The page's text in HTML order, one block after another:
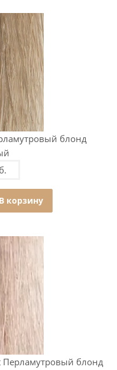
блонд
В корзину
Перламутровый блонд